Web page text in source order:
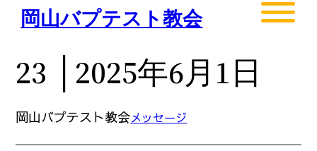
岡山バプテスト教会
23 │2025年6月1日
岡山バプテスト教会メッセージ